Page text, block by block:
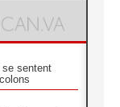
se sentent